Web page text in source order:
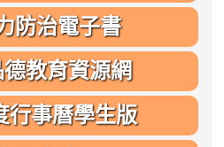
防治電子書
教育資源網
行事曆學生版